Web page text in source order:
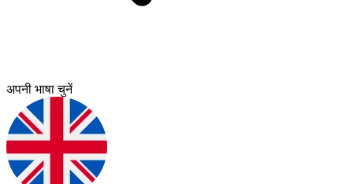
अपनी भाषा चुनें